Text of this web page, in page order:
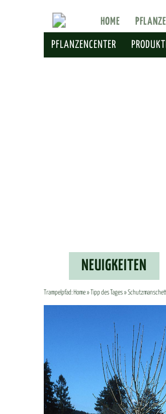
HOME
PFLANZENCENTER
NEU­IG­KEI­TEN
Trampelpfad: Home» Tipp des Tages»